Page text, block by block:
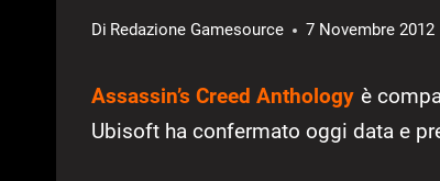
Di Redazione Gamesource 7 Novembre 2012
Assassin’s Creed Anthology è
Ubisoft ha confermato oggi data e